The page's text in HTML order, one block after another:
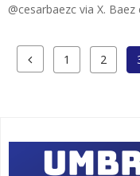
@cesarbaezc via X.
1 2